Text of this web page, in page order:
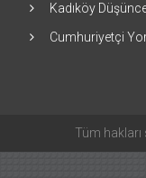
Kadıköy
Cumhuriyetçi
Tüm hakları